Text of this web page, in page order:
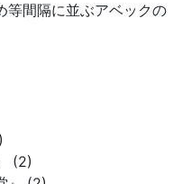
等間隔に並ぶアベックの
(2)